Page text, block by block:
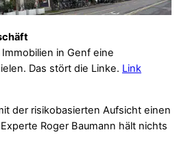
in Genf eine
Das stört die Linke. Link
der risikobasierten Aufsicht einen
Roger Baumann hält nichts